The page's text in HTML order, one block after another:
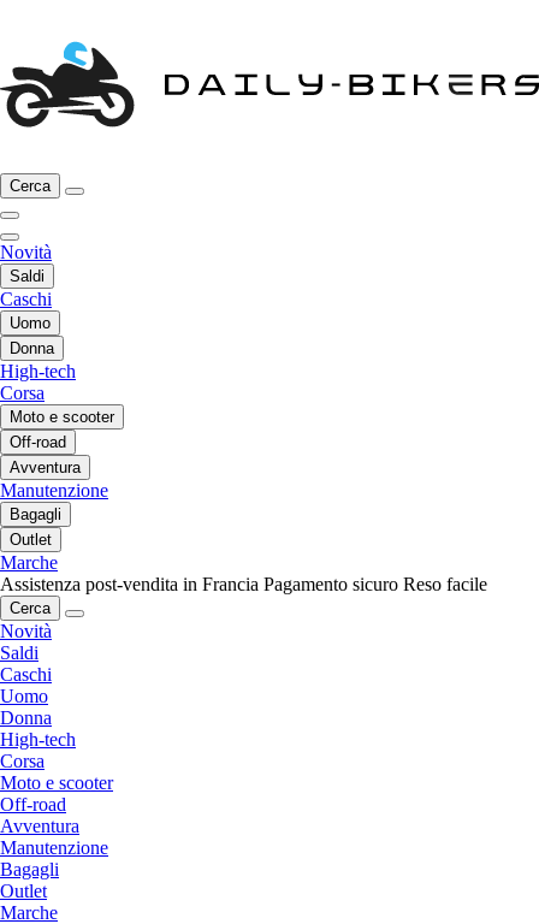
Cerca
Novità
Saldi
Caschi
Uomo
Donna
High-tech
Corsa
Moto e scooter
Off-road
Avventura
Manutenzione
Bagagli
Outlet
Marche
Assistenza post-vendita in Francia Pagamento sicuro Reso facile
Cerca
Novità
Saldi
Caschi
Uomo
Donna
High-tech
Corsa
Moto e scooter
Off-road
Avventura
Manutenzione
Bagagli
Outlet
Marche